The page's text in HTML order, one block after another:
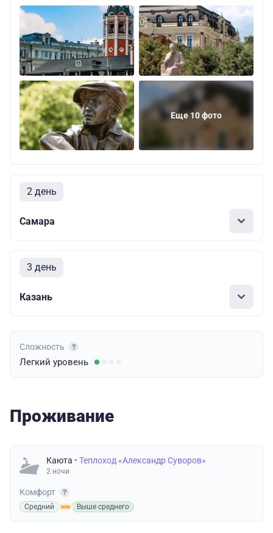
Еще 10 фото
2 день
Самара
3 день
Казань
Сложность
Легкий уровень
Проживание
Каюта • Теплоход «Александр Суворов»
2 ночи
Комфорт
Средний Выше среднего